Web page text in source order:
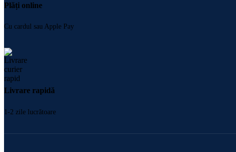
Plăți online
Cu cardul sau Apple Pay
Livrare rapidă
1-2 zile lucrătoare